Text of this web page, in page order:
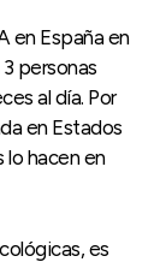
en España en
personas
al día. Por
en Estados
lo hacen en
es